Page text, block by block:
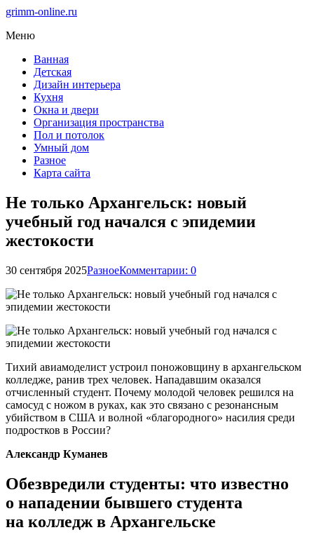
grimm-online.ru
Меню
Ванная
Детская
Дизайн интерьера
Кухня
Окна и двери
Организация пространства
Пол и потолок
Умный дом
Разное
Карта сайта
Не только Архангельск: новый
учебный год начался с эпидемии
жестокости
30 сентября 2025РазноеКомментарии: 0
Тихий авиамоделист устроил поножовщину в архангельском
колледже, ранив трех человек. Нападавшим оказался
отчисленный студент. Почему молодой человек решился на
самосуд с ножом в руках, как это связано с резонансным
убийством в США и волной «благородного» насилия среди
подростков в России?
Александр Куманев
Обезвредили студенты: что известно
о нападении бывшего студента
на колледж в Архангельске